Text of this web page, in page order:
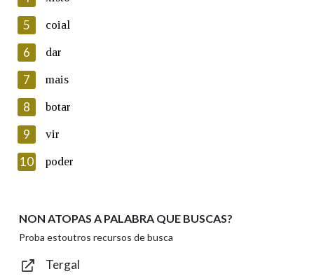
Lin e acepto as condicións da política de
Introduce o código que aparece na imaxe:
Texto de verificación
Enviar
5 coial
6 dar
7 mais
8 botar
9 vir
10 poder
NON ATOPAS A PALABRA QUE BUSCAS?
Proba estoutros recursos de busca
Tergal